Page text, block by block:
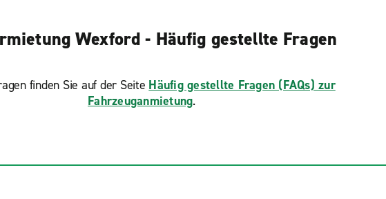
Wexford - Häufig gestellte Fragen
finden Sie auf der Seite Häufig gestellte Fragen (FAQs) zur
Fahrzeuganmietung.